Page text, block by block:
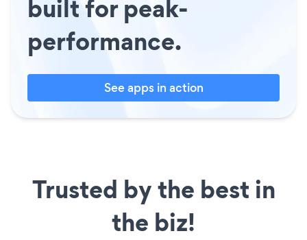
built for peak-
performance.
See apps in action
Trusted by the best in
the biz!